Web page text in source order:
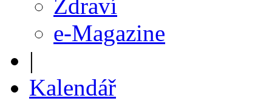
Zdraví
e-Magazine
|
Kalendář